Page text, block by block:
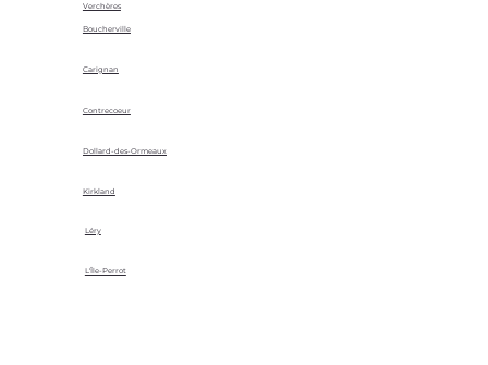
Verchères
Boucherville
Carignan
Contrecoeur
Dollard-des-Ormeaux
Kirkland
Léry
L'Île-Perrot